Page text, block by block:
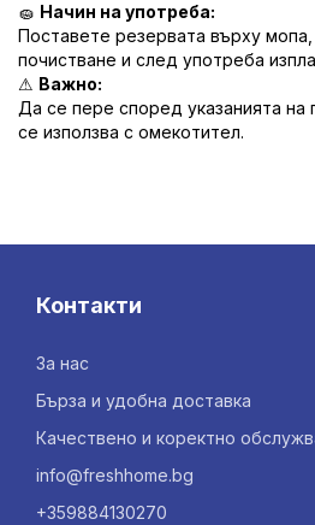
🧽 Начин на употреба:
Поставете резервата върху мопа,
почистване и след употреба
⚠ Важно:
Да се пере според указанията на
се използва с омекотител.
Контакти
За нас
Бърза и удобна доставка
Качествено и коректно
info@freshhome.bg
+359884130270